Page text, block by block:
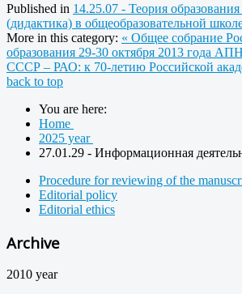
Published in 14.25.07 - Теория
(дидактика) в общеобразовательной
More in this category: « Общее собрание
образования 29-30 октября 2013 года
СССР – РАО: к 70-летию Российской
back to top
You are here:
Home
2025 year
27.01.29 - Информационная
Procedure for reviewing of the
Editorial policy
Editorial ethics
Archive
2010 year